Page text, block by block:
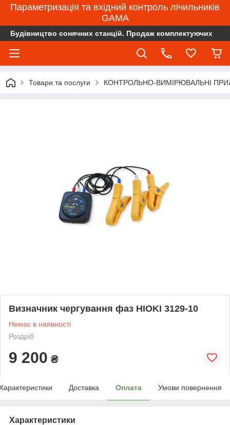
Параметризація та вхідний контроль лічильників
GAMA
Будівництво сонячних станцій. Продаж комплектуючих
Товари та послуги КОНТРОЛЬНО-ВИМІРЮВАЛЬНІ
Визначник чергування фаз HIOKI 3129-10
Немає в наявності
Роздріб
9 200 ₴
Доставка Оплата Умови повернення
Характеристики